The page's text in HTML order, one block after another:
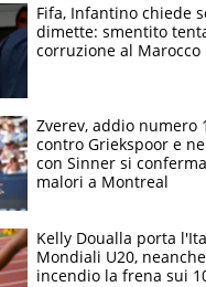
Fifa, Infantino chiede
dimette: smentito
corruzione al Marocco
Zverev, addio numero
contro Griekspoor e
con Sinner si
malori a Montreal
Kelly Doualla porta
Mondiali U20,
incendio la frena sui